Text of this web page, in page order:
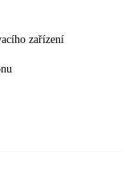
zařízení